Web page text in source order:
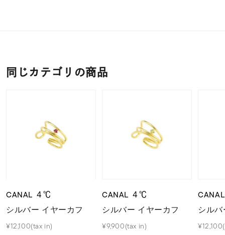
同じカテゴリの商品
CANAL ４℃
シルバー イヤーカフ
¥12,100(tax in)
CANAL ４℃
シルバー イヤーカフ
¥9,900(tax in)
シル